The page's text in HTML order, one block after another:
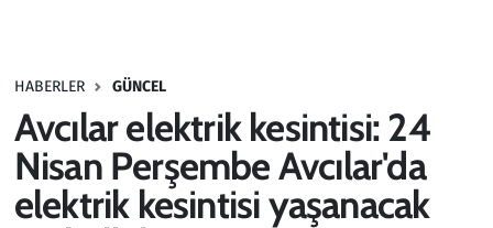
HABERLER GÜNCEL
Avcılar elektrik kesintisi: 24
Nisan Perşembe Avcılar'da
elektrik kesintisi yaşanacak
Haber
Kültür Sanat
Kurumsal Haberler